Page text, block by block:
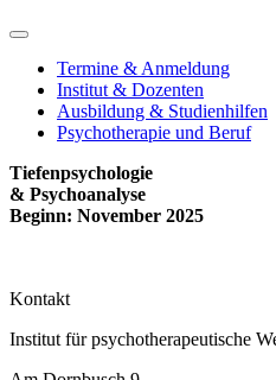
Termine & Anmeldung
Institut & Dozenten
Ausbildung & Studienhilfen
Psychotherapie und Beruf
Tiefenpsychologie
& Psychoanalyse
Beginn: November 2025
Kontakt
Institut für psychotherapeutische